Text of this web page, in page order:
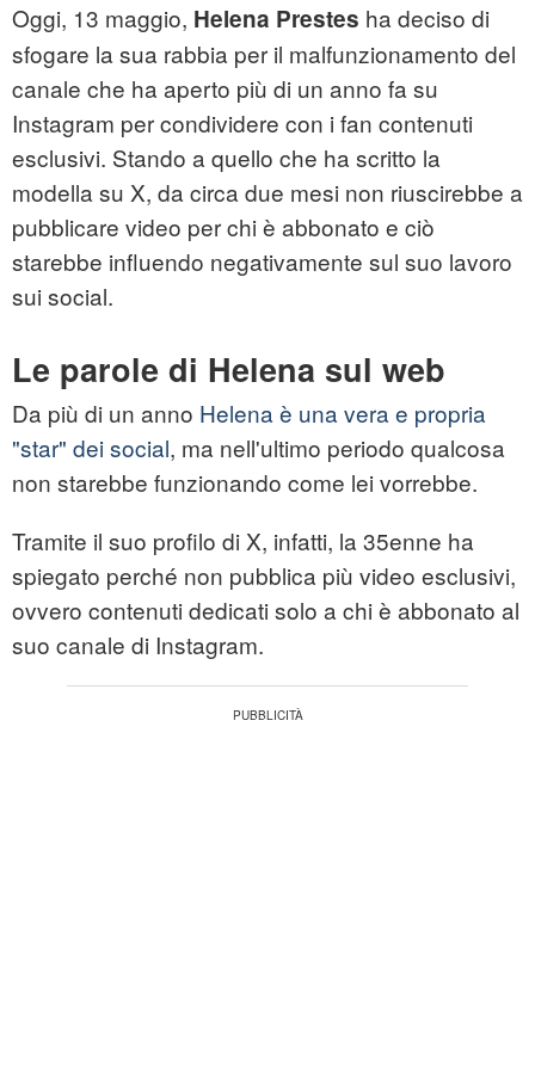
Oggi, 13 maggio, Helena Prestes ha deciso di
sfogare la sua rabbia per il malfunzionamento del
canale che ha aperto più di un anno fa su
Instagram per condividere con i fan contenuti
esclusivi. Stando a quello che ha scritto la
modella su X, da circa due mesi non riuscirebbe a
pubblicare video per chi è abbonato e ciò
starebbe influendo negativamente sul suo lavoro
sui social.
Le parole di Helena sul web
Da più di un anno Helena è una vera e propria
"star" dei social, ma nell'ultimo periodo qualcosa
non starebbe funzionando come lei vorrebbe.
Tramite il suo profilo di X, infatti, la 35enne ha
spiegato perché non pubblica più video esclusivi,
ovvero contenuti dedicati solo a chi è abbonato al
suo canale di Instagram.